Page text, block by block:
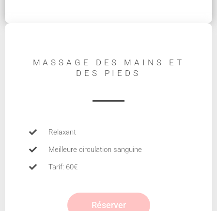
MASSAGE DES MAINS ET
DES PIEDS
Relaxant
Meilleure circulation sanguine
Tarif: 60€
Réserver